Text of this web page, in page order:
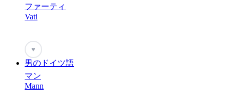
ファーティ
Vati
♥
男のドイツ語
マン
Mann